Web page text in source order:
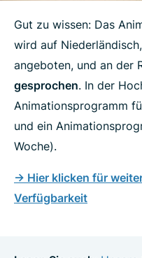
Gut zu wissen: Das
wird auf
angeboten, und an der
gesprochen. In der
Animationsprogramm
und ein
Woche).
-> Hier klicken für
Verfügbarkeit